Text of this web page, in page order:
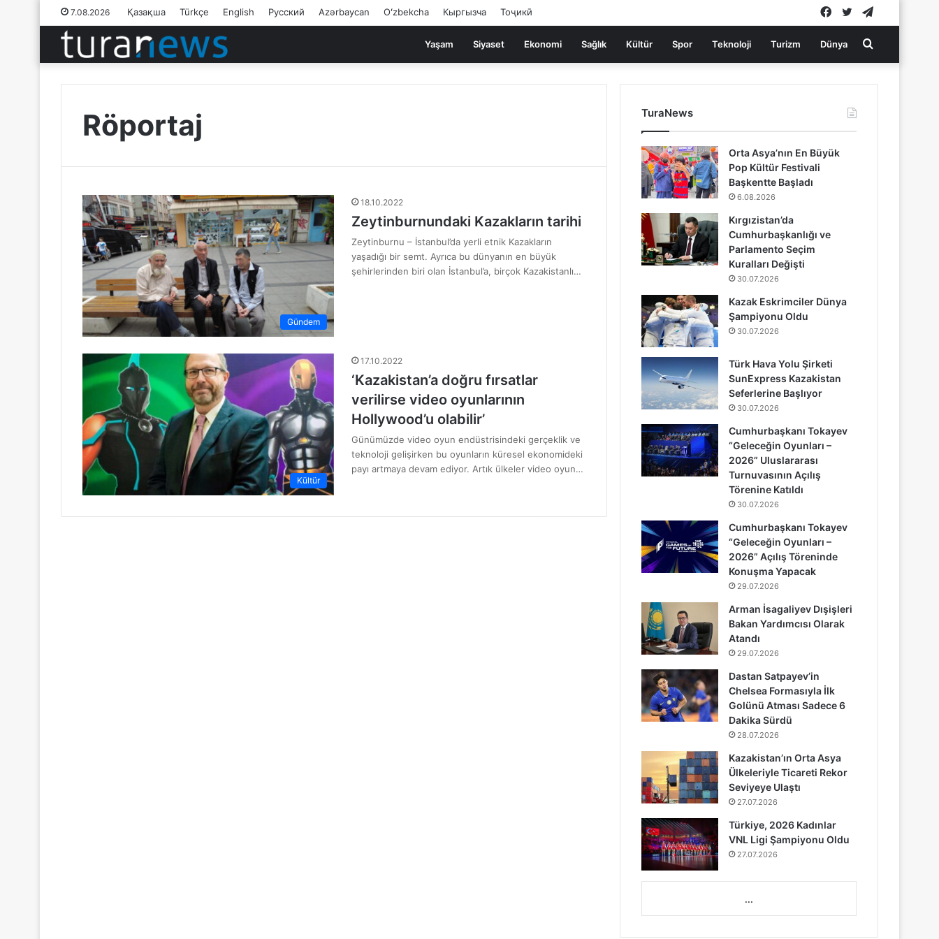
7.08.2026 Қазақша Türkçe English Русский Azərbaycan Oʻzbekcha Кыргызча Тоҷикӣ Twitter
Facebook
Yaşam Siyaset Ekonomi Sağlık Kültür Spor Teknoloji Turizm Dünya Arama
yap
Röportaj
Gündem
18.10.2022
Zeytinburnundaki Kazakların tarihi
Zeytinburnu – İstanbul’da yerli etnik Kazakların
yaşadığı bir semt. Ayrıca bu dünyanın en büyük
şehirlerinden biri olan İstanbul’a, birçok Kazakistanlı…
Kültür
17.10.2022
‘Kazakistan’a doğru fırsatlar
verilirse video oyunlarının
Hollywood’u olabilir’
Günümüzde video oyun endüstrisindeki gerçeklik ve
teknoloji gelişirken bu oyunların küresel ekonomideki
payı artmaya devam ediyor. Artık ülkeler video oyun…
TuraNews
Orta Asya’nın En Büyük
Pop Kültür Festivali
Başkentte Başladı
6.08.2026
Kırgızistan’da
Cumhurbaşkanlığı ve
Parlamento Seçim
Kuralları Değişti
30.07.2026
Kazak Eskrimciler Dünya
Şampiyonu Oldu
30.07.2026
Türk Hava Yolu Şirketi
SunExpress Kazakistan
Seferlerine Başlıyor
30.07.2026
Cumhurbaşkanı Tokayev
“Geleceğin Oyunları –
2026” Uluslararası
Turnuvasının Açılış
Törenine Katıldı
30.07.2026
Cumhurbaşkanı Tokayev
“Geleceğin Oyunları –
2026” Açılış Töreninde
Konuşma Yapacak
29.07.2026
Arman İsagaliyev Dışişleri
Bakan Yardımcısı Olarak
Atandı
29.07.2026
Dastan Satpayev’in
Chelsea Formasıyla İlk
Golünü Atması Sadece 6
Dakika Sürdü
28.07.2026
Kazakistan’ın Orta Asya
Ülkeleriyle Ticareti Rekor
Seviyeye Ulaştı
27.07.2026
Türkiye, 2026 Kadınlar
VNL Ligi Şampiyonu Oldu
27.07.2026
...